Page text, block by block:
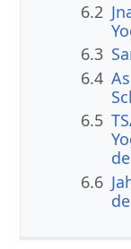
6.2
6.3
6.4
6.5
6.6